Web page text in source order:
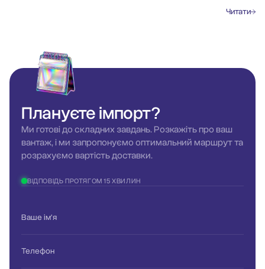
Читати
Плануєтеімпорт?
Ми готові до складних завдань. Розкажіть про ваш
вантаж, і ми запропонуємо оптимальний маршрут та
розрахуємо вартість доставки.
ВІДПОВІДЬ ПРОТЯГОМ 15 ХВИЛИН
Ваше ім'я
Телефон